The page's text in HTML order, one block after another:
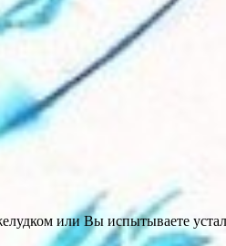
или Вы испытываете